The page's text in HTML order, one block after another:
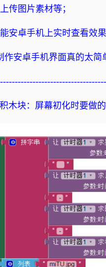
上传图片素材等；
安卓手机上实时查看效果
安卓手机界面真的太简
木块：屏幕初化时要做